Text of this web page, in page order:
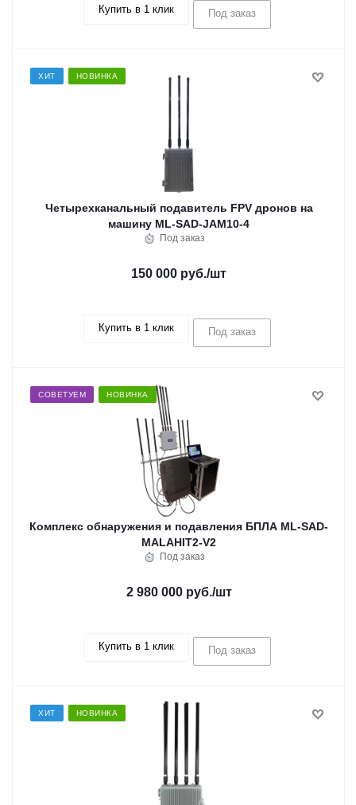
Купить в 1 клик Под заказ
ХИТ НОВИНКА
Четырехканальный подавитель FPV дронов на
машину ML-SAD-JAM10-4
Под заказ
150 000 руб./шт
Купить в 1 клик Под заказ
СОВЕТУЕМ НОВИНКА
Комплекс обнаружения и подавления БПЛА ML-SAD-
MALAHIT2-V2
Под заказ
2 980 000 руб./шт
Купить в 1 клик Под заказ
ХИТ НОВИНКА